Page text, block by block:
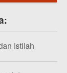
Istilah